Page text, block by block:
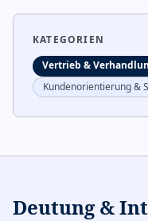
KATEGORIEN
Vertrieb &
Kundenorientierung &
Deutung &